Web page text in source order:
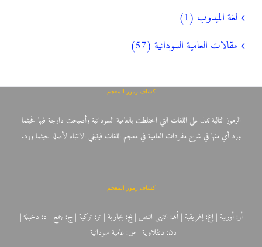
لغة الميدوب (1)
مقالات العامية السودانية (57)
كشاف رموز المعجم
الرموز التالية تدل على اللغات التي اختلطت بالعامية السودانية وأصبحت دارجة فيها فحيثما
ورد أي منها في شرح مفردات العامية في معجم اللغات فينبغي الانتباه لأصله حيثما ورد.
كشاف رموز المعجم
أر: أوربية | إغ: إغريقية | أهـ: انتهى النص | بج: بجاوية | تر: تركية | ج: جمع | د: دخيلة |
دن: دنقلاوية | س: عامية سودانية |